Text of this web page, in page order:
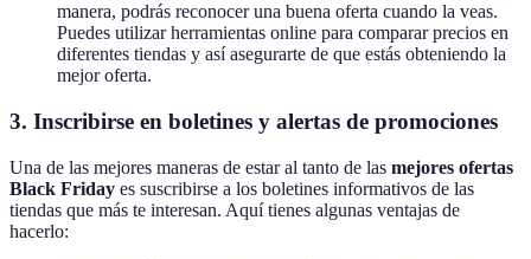
manera, podrás reconocer una buena oferta cuando la veas.
Puedes utilizar herramientas online para comparar precios en
diferentes tiendas y así asegurarte de que estás obteniendo la
mejor oferta.
3. Inscribirse en boletines y alertas de promociones
Una de las mejores maneras de estar al tanto de las mejores ofertas
Black Friday es suscribirse a los boletines informativos de las
tiendas que más te interesan. Aquí tienes algunas ventajas de
hacerlo: